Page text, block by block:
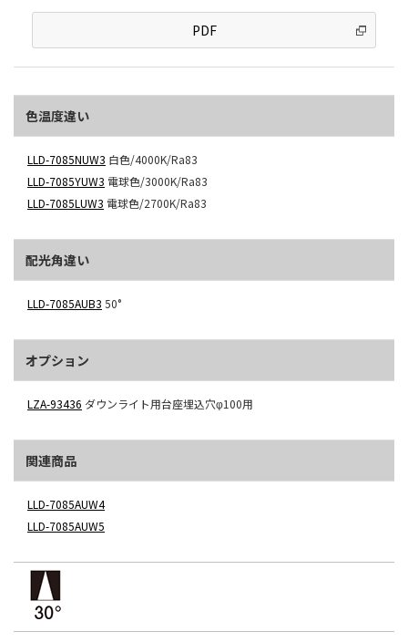
PDF
色温度違い
LLD-7085NUW3 白色/4000K/Ra83
LLD-7085YUW3 電球色/3000K/Ra83
LLD-7085LUW3 電球色/2700K/Ra83
配光角違い
LLD-7085AUB3 50°
オプション
LZA-93436 ダウンライト用台座埋込穴φ100用
関連商品
LLD-7085AUW4
LLD-7085AUW5